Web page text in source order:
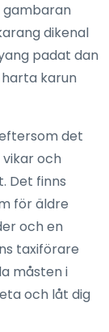
gambaran
dikenal
padat dan
karun
det
vikar och
Det finns
för äldre
och en
taxiförare
måsten i
och låt dig